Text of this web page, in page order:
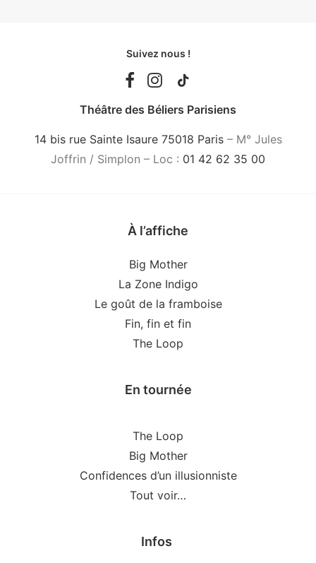
Suivez nous !
Théâtre des Béliers Parisiens
14 bis rue Sainte Isaure 75018 Paris– M° Jules
Joffrin / Simplon – Loc : 01 42 62 35 00
À l’affiche
Big Mother
La Zone Indigo
Le goût de la framboise
Fin, fin et fin
The Loop
En tournée
The Loop
Big Mother
Confidences d’un illusionniste
Tout voir…
Infos